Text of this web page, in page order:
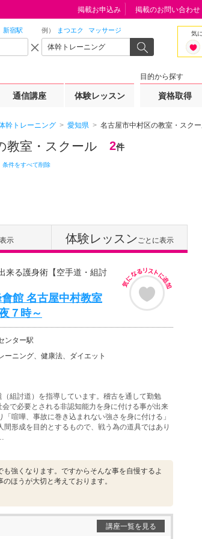
新宿駅 例） まつエク マッサージ 気
通信講座 体験レッスン
目的から探す
資格取得
掲載お申込み 掲載のお問い合わせ
幹トレーニング 愛知県 名古屋市中村区の教室・スク
教室・スクール 2件
条件をすべて削除
示 体験レッスンごとに表示
来る護身術【空手道・組討
館 名古屋中村教室
７時～
ンター駅
ーニング、健康法、ダイエット
組討道）を指導しています。稽古を通して勤勉
で必要とされる非認知能力を身に付ける事が出来
喧嘩、事故に巻き込まれない強さを身に付ける」
形成を目的とするもので、戦う為の道具ではあり
も強くなります。ですからそんな事を自慢するよ
ほうが大切と考えております。
講座一覧を見る